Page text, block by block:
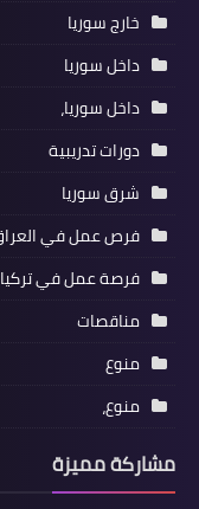
خارج سوريا
داخل سوريا
داخل سوريا،
دورات تدريبية
شرق سوريا
فرص عمل في
فرصة عمل في تركيا
مناقصات
منوع
منوع،
مشاركة مميزة